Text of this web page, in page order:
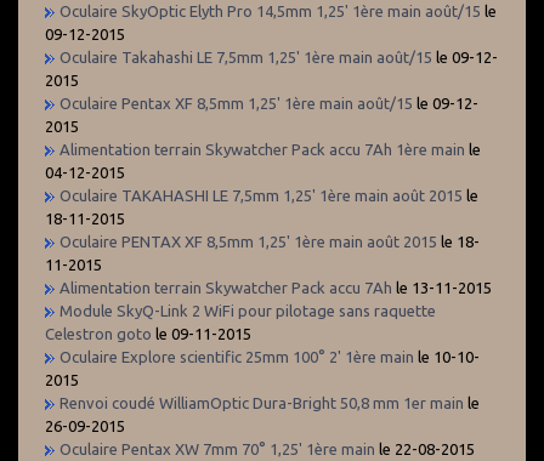
Oculaire SkyOptic Elyth Pro 14,5mm 1,25' 1ère main août/15 le
09-12-2015
Oculaire Takahashi LE 7,5mm 1,25' 1ère main août/15 le 09-12-
2015
Oculaire Pentax XF 8,5mm 1,25' 1ère main août/15 le 09-12-
2015
Alimentation terrain Skywatcher Pack accu 7Ah 1ère main le
04-12-2015
Oculaire TAKAHASHI LE 7,5mm 1,25' 1ère main août 2015 le
18-11-2015
Oculaire PENTAX XF 8,5mm 1,25' 1ère main août 2015 le 18-
11-2015
Alimentation terrain Skywatcher Pack accu 7Ah le 13-11-2015
Module SkyQ-Link 2 WiFi pour pilotage sans raquette
Celestron goto le 09-11-2015
Oculaire Explore scientific 25mm 100° 2' 1ère main le 10-10-
2015
Renvoi coudé WilliamOptic Dura-Bright 50,8 mm 1er main le
26-09-2015
Oculaire Pentax XW 7mm 70° 1,25' 1ère main le 22-08-2015